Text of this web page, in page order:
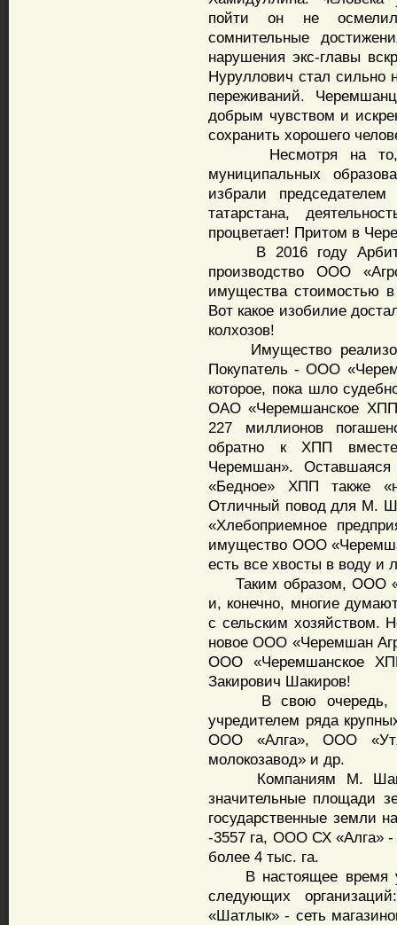
пойти он не
сомнительные
нарушения экс-главы
Нуруллович стал сильно
переживаний.
добрым чувством и
сохранить хорошего
Несмотря на то,
муниципальных
избрали
татарстана,
процветает! Притом в
В 2016 году
производство ООО
имущества стоимостью
Вот какое изобилие
колхозов!
Имущество
Покупатель - ООО
которое, пока шло
ОАО «Черемшанское
227 миллионов
обратно к ХПП
Черемшан». Оставшаяся
«Бедное» ХПП также
Отличный повод для М.
«Хлебоприемное
имущество ООО
есть все хвосты в воду и
Таким образом, ООО
и, конечно, многие
с сельским хозяйством.
новое ООО «Черемшан
ООО «Черемшанское
Закирович Шакиров!
В свою очередь,
учредителем ряда
ООО «Алга», ООО
молокозавод» и др.
Компаниям М.
значительные площади
государственные
-3557 га, ООО СХ «Алга»
более 4 тыс. га.
В настоящее время
следующих
«Шатлык» - сеть